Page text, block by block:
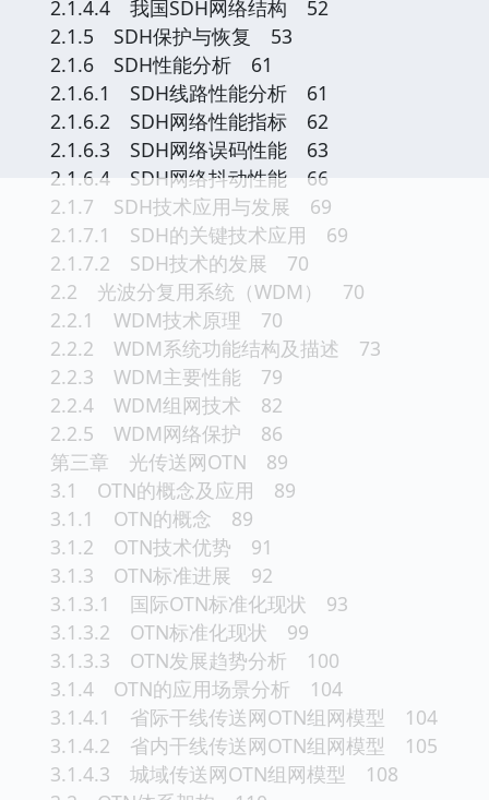
2.1.4.4 我国SDH网络结构 52
2.1.5 SDH保护与恢复 53
2.1.6 SDH性能分析 61
2.1.6.1 SDH线路性能分析 61
2.1.6.2 SDH网络性能指标 62
2.1.6.3 SDH网络误码性能 63
2.1.6.4 SDH网络抖动性能 66
2.1.7 SDH技术应用与发展 69
2.1.7.1 SDH的关键技术应用 69
2.1.7.2 SDH技术的发展 70
2.2 光波分复用系统（WDM） 70
2.2.1 WDM技术原理 70
2.2.2 WDM系统功能结构及描述 73
2.2.3 WDM主要性能 79
2.2.4 WDM组网技术 82
2.2.5 WDM网络保护 86
第三章 光传送网OTN 89
3.1 OTN的概念及应用 89
3.1.1 OTN的概念 89
3.1.2 OTN技术优势 91
3.1.3 OTN标准进展 92
3.1.3.1 国际OTN标准化现状 93
3.1.3.2 OTN标准化现状 99
3.1.3.3 OTN发展趋势分析 100
3.1.4 OTN的应用场景分析 104
3.1.4.1 省际干线传送网OTN组网模型 104
3.1.4.2 省内干线传送网OTN组网模型 105
3.1.4.3 城域传送网OTN组网模型 108